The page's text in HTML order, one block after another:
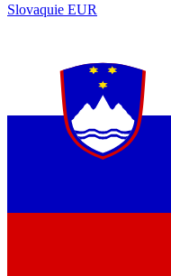
Slovaquie EUR